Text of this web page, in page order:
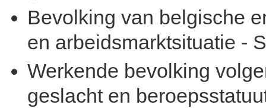
Bevolking van belgische
en arbeidsmarktsituatie -
Werkende bevolking
geslacht en